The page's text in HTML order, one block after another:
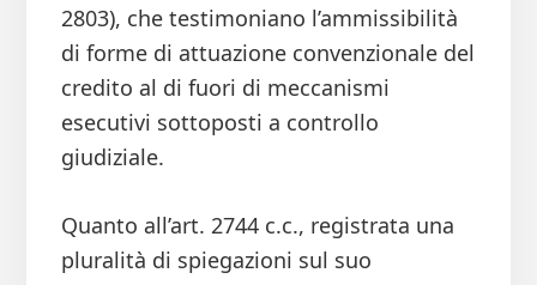
2803), che testimoniano l’ammissibilità
di forme di attuazione convenzionale del
credito al di fuori di meccanismi
esecutivi sottoposti a controllo
giudiziale.
Quanto all’art. 2744 c.c., registrata una
pluralità di spiegazioni sul suo